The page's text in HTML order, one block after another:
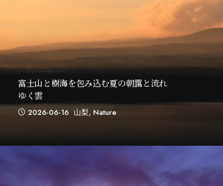
富士山と樹海を包み込む夏の朝靄と流れ
ゆく雲
2026-06-16 山梨, Nature